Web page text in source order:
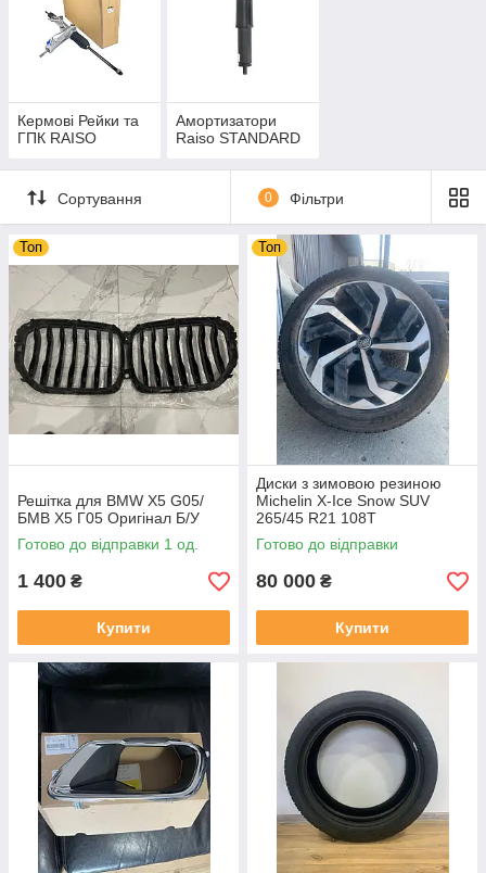
Кермові Рейки та
ГПК RAISO
Амортизатори
Raiso STANDARD
Сортування 0 Фільтри
Топ
Решітка для BMW X5 G05/
БМВ Х5 Г05 Оригінал Б/У
Готово до відправки 1 од.
1 400 ₴
Купити
Топ
Диски з зимовою резиною
Michelin X-Ice Snow SUV
265/45 R21 108T
Готово до відправки
80 000 ₴
Купити